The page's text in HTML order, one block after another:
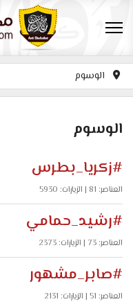
الوسوم
الوسوم
#زكريا_بطرس
العناصر: 81 | الزيارات: 5930
#رشيد_حمامي
العناصر: 73 | الزيارات: 2373
#صابر_مشهور
العناصر: 51 | الزيارات: 2131